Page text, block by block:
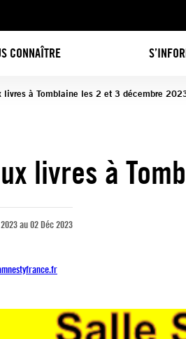
CONNAÎTRE
livres à Tomblaine les 2 et 3 décembre
livres à
au 02 Déc 2023